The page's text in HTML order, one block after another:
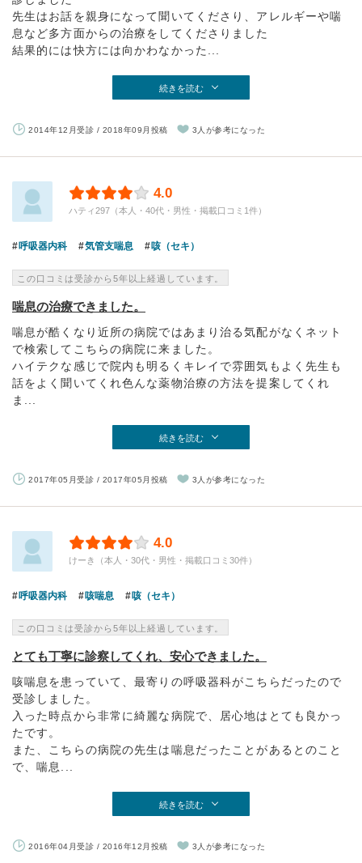
先生はお話を親身になって聞いてくださり、アレルギーや喘
息など多方面からの治療をしてくださりました
結果的には快方には向かわなかった...
続きを読む
2014年12月受診 / 2018年09月投稿 3人が参考になった
4.0
ハティ297（本人・40代・男性・掲載口コミ1件）
呼吸器内科 気管支喘息 咳（セキ）
この口コミは受診から5年以上経過しています。
喘息の治療できました。
喘息が酷くなり近所の病院ではあまり治る気配がなくネット
で検索してこちらの病院に来ました。
ハイテクな感じで院内も明るくキレイで雰囲気もよく先生も
話をよく聞いてくれ色んな薬物治療の方法を提案してくれ
ま...
続きを読む
2017年05月受診 / 2017年05月投稿 3人が参考になった
4.0
けーき（本人・30代・男性・掲載口コミ30件）
呼吸器内科 咳喘息 咳（セキ）
この口コミは受診から5年以上経過しています。
とても丁寧に診察してくれ、安心できました。
咳喘息を患っていて、最寄りの呼吸器科がこちらだったので
受診しました。
入った時点から非常に綺麗な病院で、居心地はとても良かっ
たです。
また、こちらの病院の先生は喘息だったことがあるとのこと
で、喘息...
続きを読む
2016年04月受診 / 2016年12月投稿 3人が参考になった